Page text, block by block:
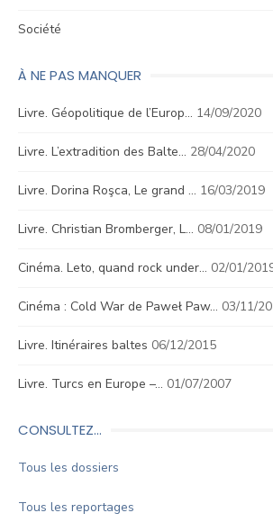
Société
À NE PAS MANQUER
Livre. Géopolitique de l’Europ… 14/09/2020
Livre. L’extradition des Balte… 28/04/2020
Livre. Dorina Roşca, Le grand … 16/03/2019
Livre. Christian Bromberger, L… 08/01/2019
Cinéma. Leto, quand rock under… 02/01/
Cinéma : Cold War de Paweł Paw… 03/11/
Livre. Itinéraires baltes 06/12/2015
Livre. Turcs en Europe –… 01/07/2007
CONSULTEZ…
Tous les dossiers
Tous les reportages